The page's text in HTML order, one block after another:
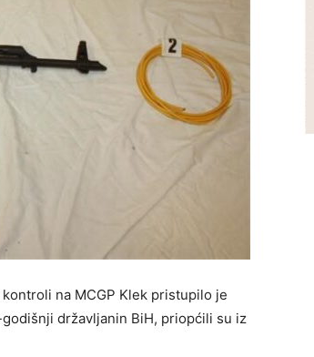
na MCGP Klek pristupilo je
državljanin BiH, priopćili su iz